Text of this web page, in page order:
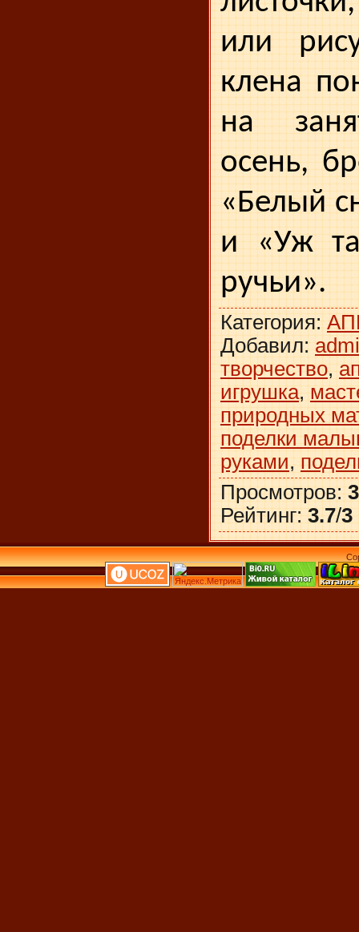
или
клена
на
осень,
«Белый
и «Уж
ручьи».
Категория:
Добавил:
творчество,
игрушка,
природных
поделки
руками,
Просмотров:
Рейтинг: 3.7/3